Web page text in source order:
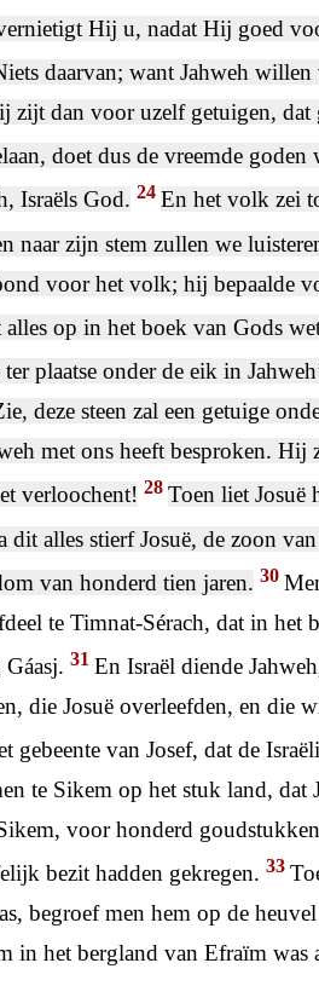
Hij u, nadat Hij goed
daarvan; want Jahweh willen
zijt dan voor uzelf getuigen, dat
doet dus de vreemde
Israëls God. 24En het volk zei
naar zijn stem zullen we
voor het volk; hij bepaalde
alles op in het boek van Gods
plaatse onder de eik in
deze steen zal een getuige
met ons heeft besproken. Hij
verloochent! 28Toen liet Josuë
dit alles stierf Josuë, de zoon
van honderd tien jaren. 30
te Timnat-Sérach, dat in het
31En Israël diende
die Josuë overleefden, en die
gebeente van Josef, dat de
te Sikem op het stuk land, dat
voor honderd
bezit hadden gekregen. 33
begroef men hem op de
in het bergland van Efraïm was